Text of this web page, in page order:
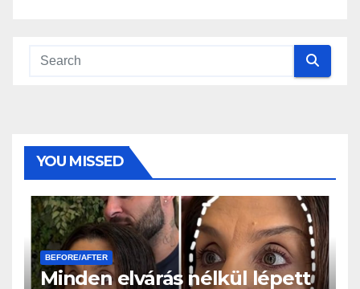
YOU MISSED
BEFORE/AFTER
Minden elvárás nélkül lépett